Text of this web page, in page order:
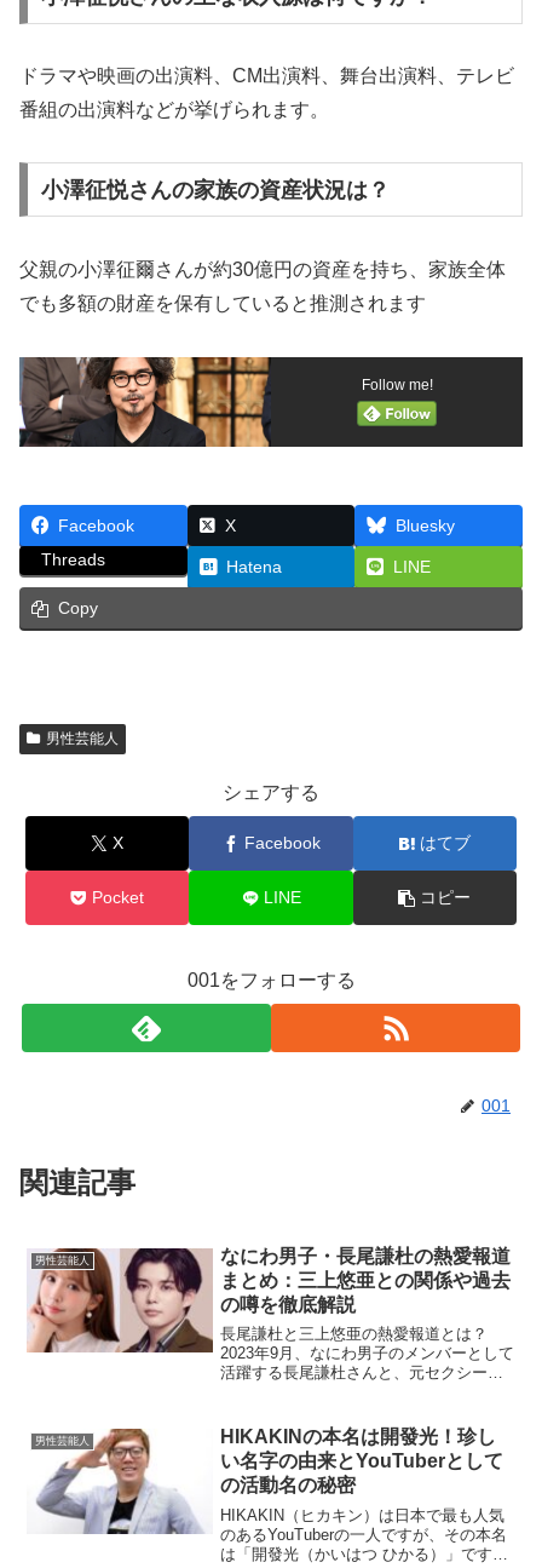
ドラマや映画の出演料、CM出演料、舞台出演料、テレビ
番組の出演料などが挙げられます。
小澤征悦さんの家族の資産状況は？
父親の小澤征爾さんが約30億円の資産を持ち、家族全体
でも多額の財産を保有していると推測されます
Follow me!
Facebook X
Bluesky
Threads
Hatena LINE
Copy
男性芸能人
シェアする
X Facebook はてブ
Pocket LINE コピー
001をフォローする
001
関連記事
男性芸能人
なにわ男子・長尾謙杜の熱愛報道
まとめ：三上悠亜との関係や過去
の噂を徹底解説
長尾謙杜と三上悠亜の熱愛報道とは？
2023年9月、なにわ男子のメンバーとして
活躍する長尾謙杜さんと、元セクシー女
よると、長尾さんが深夜に三上さんのマ
ンションを訪れ、翌日...
男性芸能人
HIKAKINの本名は開發光！珍し
い名字の由来とYouTuberとして
の活動名の秘密
HIKAKIN（ヒカキン）は日本で最も人気
のあるYouTuberの一人ですが、その本名
は「開發光（かいはつ ひかる）」です。